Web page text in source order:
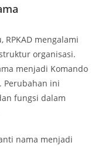
mengalami
organisasi.
menjadi Komando
Perubahan ini
fungsi dalam
nama menjadi